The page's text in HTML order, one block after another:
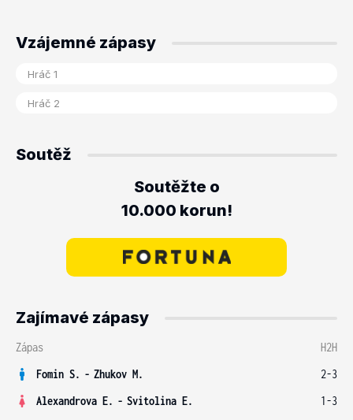
Vzájemné zápasy
Soutěž
Soutěžte o
10.000 korun!
Zajímavé zápasy
Zápas
H2H
Fomin S. - Zhukov M.
2-3
Alexandrova E. - Svitolina E.
1-3